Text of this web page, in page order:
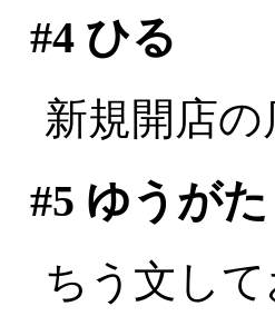
#4ひる
新規開店
#5 ゆうがた
ちう文し